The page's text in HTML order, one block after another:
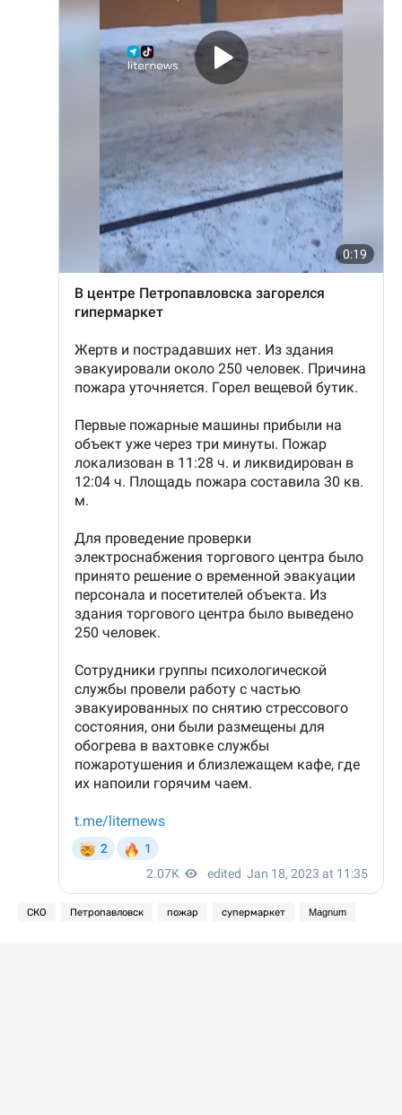
СКО Петропавловск пожар супермаркет Magnum